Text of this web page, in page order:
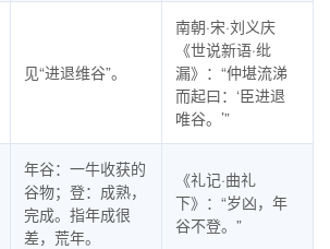
见“进退维谷”。
南朝·宋·刘义庆
《世说新语·纰
漏》：“仲堪流涕
而起曰：‘臣进退
唯谷。’”
年谷：一牛收获的
谷物；登：成熟，
完成。指年成很
差，荒年。
《礼记·曲礼
下》：“岁凶，年
谷不登。”